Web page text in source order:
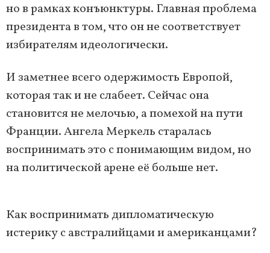
но в рамках конъюнктуры. Главная проблема
президента в том, что он не соответствует
избирателям идеологически.
И заметнее всего одержимость Европой,
которая так и не слабеет. Сейчас она
становится не мелочью, а помехой на пути
Франции. Ангела Меркель старалась
воспринимать это с понимающим видом, но
на политической арене её больше нет.
Как воспринимать дипломатическую
истерику с австралийцами и американцами?